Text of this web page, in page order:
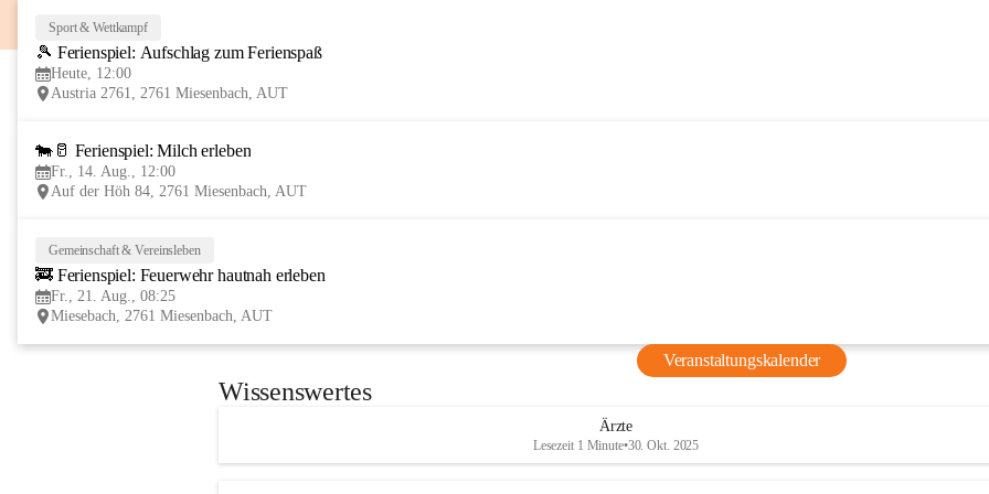
Sport & Wettkampf
🎾 Ferienspiel: Aufschlag zum Ferienspaß
Heute, 12:00
Austria 2761, 2761 Miesenbach, AUT
🐄🥛 Ferienspiel: Milch erleben
Fr., 14. Aug., 12:00
Auf der Höh 84, 2761 Miesenbach, AUT
Gemeinschaft & Vereinsleben
🚒 Ferienspiel: Feuerwehr hautnah erleben
Fr., 21. Aug., 08:25
Miesebach, 2761 Miesenbach, AUT
Veranstaltungskalender
Wissenswertes
Ärzte
Lesezeit 1 Minute•30. Okt. 2025